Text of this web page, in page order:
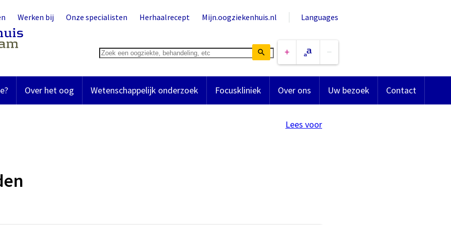
Werken bij Onze specialisten Herhaalrecept Mijn.oogziekenhuis.nl Languages
Over het oog Wetenschappelijk onderzoek Focuskliniek Over ons Uw bezoek Contact
Lees voor